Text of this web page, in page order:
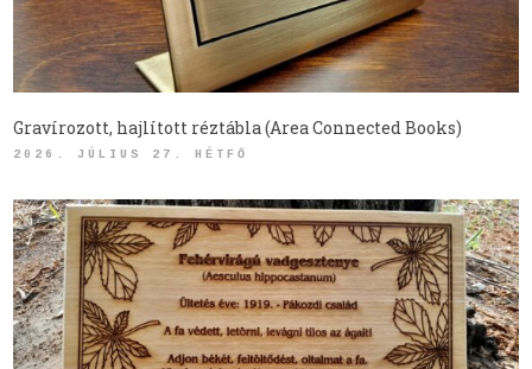
Gravírozott, hajlított réztábla (Area Connected Books)
2026. JÚLIUS 27. HÉTFŐ